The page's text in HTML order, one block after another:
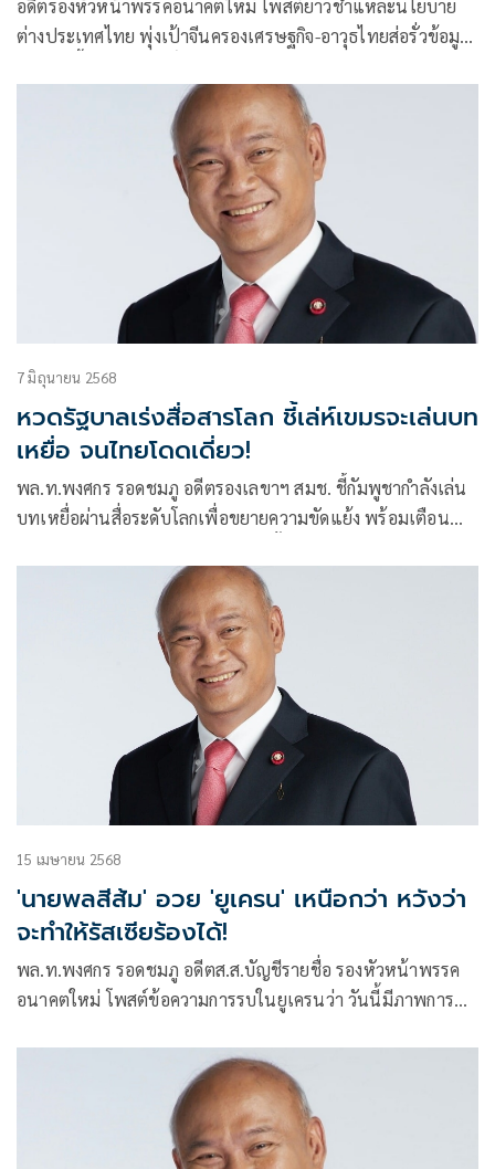
อดีตรองหัวหน้าพรรคอนาคตใหม่ โพสต์ยาวชำแหละนโยบาย
ต่างประเทศไทย พุ่งเป้าจีนครองเศรษฐกิจ-อาวุธไทยส่อรั่วข้อมูล
ประชาธิปไตย-ตะวันตก ย้ำอนาคตต้อง “อดทนจนกว่าจะได้
ประชาธิปไตยที่แท้จริง” เท่านั้นจึงจะเห็นแสงสว่างทาง
7 มิถุนายน 2568
หวดรัฐบาลเร่งสื่อสารโลก ชี้เล่ห์เขมรจะเล่นบท
เหยื่อ จนไทยโดดเดี่ยว!
พล.ท.พงศกร รอดชมภู อดีตรองเลขาฯ สมช. ชี้กัมพูชากำลังเล่น
บทเหยื่อผ่านสื่อระดับโลกเพื่อขยายความขัดแย้ง พร้อมเตือน
15 เมษายน 2568
'นายพลสีส้ม' อวย 'ยูเครน' เหนือกว่า หวังว่า
จะทำให้รัสเซียร้องได้!
พล.ท.พงศกร รอดชมภู อดีตส.ส.บัญชีรายชื่อ รองหัวหน้าพรรค
อนาคตใหม่ โพสต์ข้อความการรบในยูเครนว่า วันนี้มีภาพการบุก